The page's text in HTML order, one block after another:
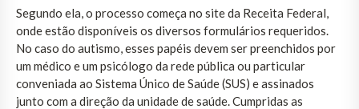
Segundo ela, o processo começa no site da Receita Federal,
onde estão disponíveis os diversos formulários requeridos.
No caso do autismo, esses papéis devem ser preenchidos por
um médico e um psicólogo da rede pública ou particular
conveniada ao Sistema Único de Saúde (SUS) e assinados
junto com a direção da unidade de saúde. Cumpridas as